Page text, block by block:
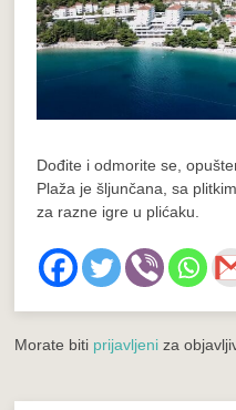
Dođite i odmorite se,
Plaža je šljunčana, sa
za razne igre u plićaku.
Morate biti prijavljeni za